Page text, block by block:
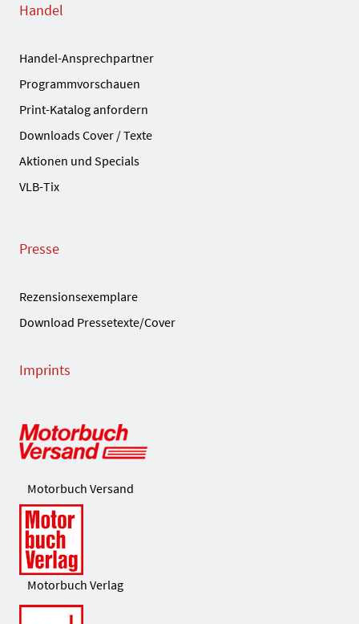
Handel
Handel-Ansprechpartner
Programmvorschauen
Print-Katalog anfordern
Downloads Cover / Texte
Aktionen und Specials
VLB-Tix
Presse
Rezensionsexemplare
Download Pressetexte/Cover
Imprints
Motorbuch Versand
Motorbuch Verlag